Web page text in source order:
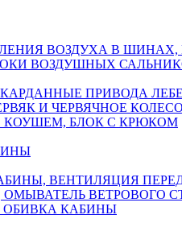
ВОЗДУХА В ШИНАХ,
ВОЗДУШНЫХ
ПРИВОДА
И ЧЕРВЯЧНОЕ
КОУШЕМ, БЛОК С КРЮКОМ
ВЕНТИЛЯЦИЯ
ВЕТРОВОГО
ОБИВКА КАБИНЫ